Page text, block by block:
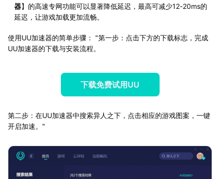
器】的高速专网功能可以显著降低延迟，最高可减少12-20ms的
延迟，让游戏加载更加流畅。
使用UU加速器的简单步骤： "第一步：点击下方的下载标志，完成
UU加速器的下载与安装流程。
下载免费试用UU
第二步：在UU加速器中搜索异人之下，点击相应的游戏图案，一键
开启加速。"